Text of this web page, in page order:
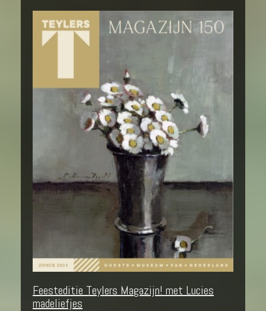
Feesteditie Teylers Magazijn! met Lucies
madeliefjes